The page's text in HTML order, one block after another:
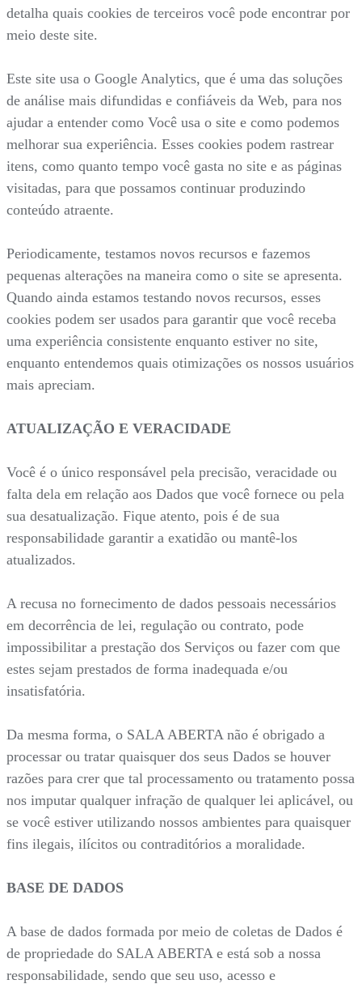
detalha quais cookies de terceiros você pode encontrar por
meio deste site.
Este site usa o Google Analytics, que é uma das soluções
de análise mais difundidas e confiáveis da Web, para nos
ajudar a entender como Você usa o site e como podemos
melhorar sua experiência. Esses cookies podem rastrear
itens, como quanto tempo você gasta no site e as páginas
visitadas, para que possamos continuar produzindo
conteúdo atraente.
Periodicamente, testamos novos recursos e fazemos
pequenas alterações na maneira como o site se apresenta.
Quando ainda estamos testando novos recursos, esses
cookies podem ser usados para garantir que você receba
uma experiência consistente enquanto estiver no site,
enquanto entendemos quais otimizações os nossos usuários
mais apreciam.
ATUALIZAÇÃO E VERACIDADE
Você é o único responsável pela precisão, veracidade ou
falta dela em relação aos Dados que você fornece ou pela
sua desatualização. Fique atento, pois é de sua
responsabilidade garantir a exatidão ou mantê-los
atualizados.
A recusa no fornecimento de dados pessoais necessários
em decorrência de lei, regulação ou contrato, pode
impossibilitar a prestação dos Serviços ou fazer com que
estes sejam prestados de forma inadequada e/ou
insatisfatória.
Da mesma forma, o SALA ABERTA não é obrigado a
processar ou tratar quaisquer dos seus Dados se houver
razões para crer que tal processamento ou tratamento possa
nos imputar qualquer infração de qualquer lei aplicável, ou
se você estiver utilizando nossos ambientes para quaisquer
fins ilegais, ilícitos ou contraditórios a moralidade.
BASE DE DADOS
A base de dados formada por meio de coletas de Dados é
de propriedade do SALA ABERTA e está sob a nossa
responsabilidade, sendo que seu uso, acesso e